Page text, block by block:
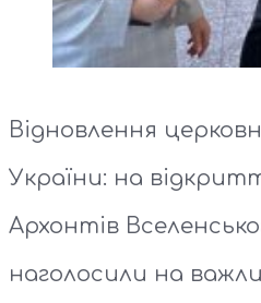
Відновлення
України: на
Архонтів
наголосили на